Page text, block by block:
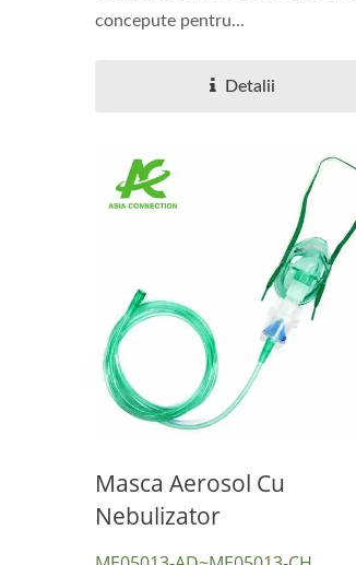
concepute pentru...
Detalii
Masca Aerosol Cu
Nebulizator